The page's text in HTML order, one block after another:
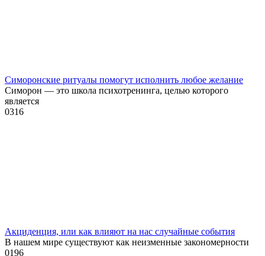
Симоронские ритуалы помогут исполнить любое желание
Симорон — это школа психотренинга, целью которого
является
0316
Акциденция, или как влияют на нас случайные события
В нашем мире существуют как неизменные закономерности
0196